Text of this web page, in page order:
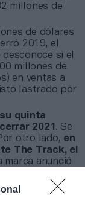
millones de
de dólares
2019, el
si el
millones de
en ventas a
lastrado por
quinta
2021 . Se
otro lado, en
The Track, el
marca anunció